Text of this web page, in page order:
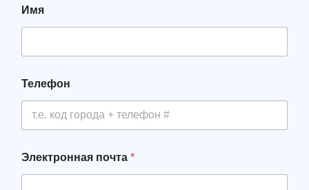
р
о
т
ы
И
т
р
Имя
Телефон
Электронная почта *